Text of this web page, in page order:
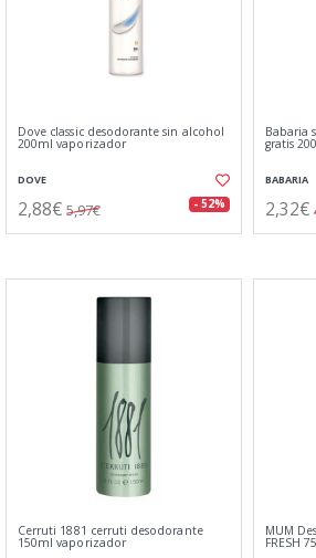
Dove classic desodorante sin alcohol
200ml vaporizador
DOVE
2,88€ 5,97€ - 52%
Babaria
gratis
BABARIA
2,32€
Cerruti 1881 cerruti desodorante
150ml vaporizador
MUM
FRESH